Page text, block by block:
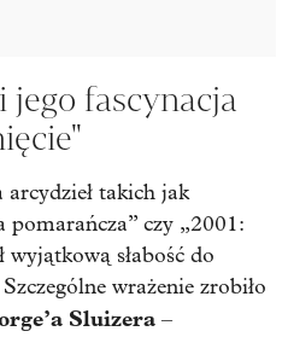
fascynacja
arcydzieł takich jak
pomarańcza” czy „2001:
wyjątkową słabość do
wrażenie zrobiło
Sluizera –